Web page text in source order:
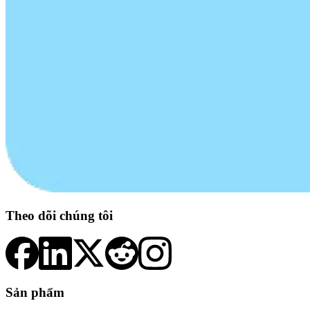
Theo dõi chúng tôi
Sản phẩm